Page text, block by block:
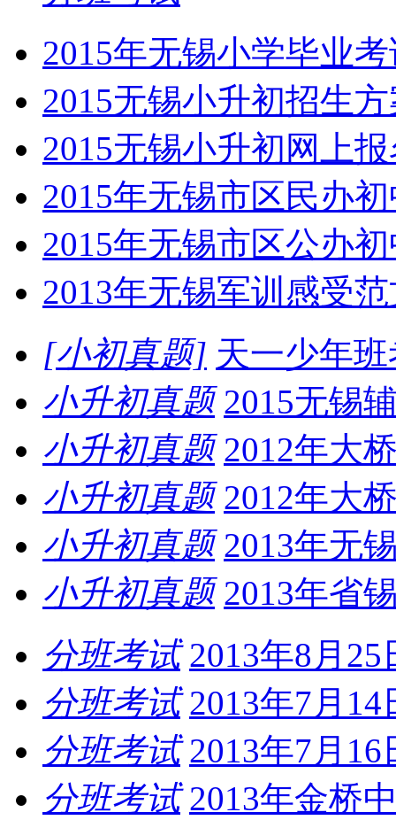
2015年无锡小学毕业
2015无锡小升初招生
2015无锡小升初网上
2015年无锡市区民办
2015年无锡市区公办
2013年无锡军训感受
[小初真题] 天一少年
小升初真题 2015无锡
小升初真题 2012年大
小升初真题 2012年大
小升初真题 2013年无
小升初真题 2013年省
分班考试 2013年8月
分班考试 2013年7月
分班考试 2013年7月
分班考试 2013年金桥